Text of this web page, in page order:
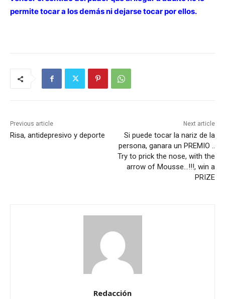
permite tocar a los demás ni dejarse tocar por ellos.
Previous article
Risa, antidepresivo y deporte
Next article
Si puede tocar la nariz de la
persona, ganara un PREMIO ..
Try to prick the nose, with the
arrow of Mousse…!!!, win a
PRIZE
Redacción